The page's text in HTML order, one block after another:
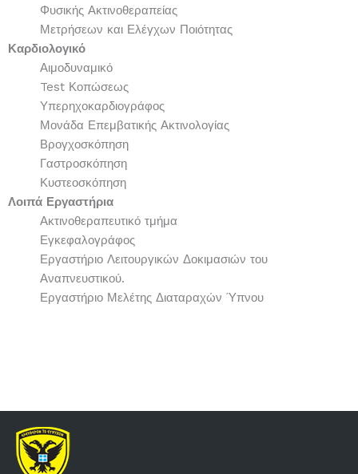
Φυσικής Ακτινοθεραπείας
Μετρήσεων και Ελέγχων Ποιότητας
Καρδιολογικό
Αιμοδυναμικό
Test Κοπώσεως
Υπερηχοκαρδιογράφος
Μονάδα Επεμβατικής Ακτινολογίας
Βρογχοσκόπηση
Γαστροσκόπηση
Κυστεοσκόπηση
Λοιπά Εργαστήρια
Ακτινοθεραπευτικό τμήμα
Εγκεφαλογράφος
Εργαστήριο Λειτουργικών Δοκιμασιών του
Αναπνευστικού.
Εργαστήριο Μελέτης Διαταραχών Ύπνου